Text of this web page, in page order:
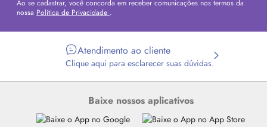
Ao se cadastrar, você concorda em receber comunicações nos termos da
nossa Política de Privacidade .
Atendimento ao cliente
Clique aqui para esclarecer suas dúvidas.
Baixe nossos aplicativos